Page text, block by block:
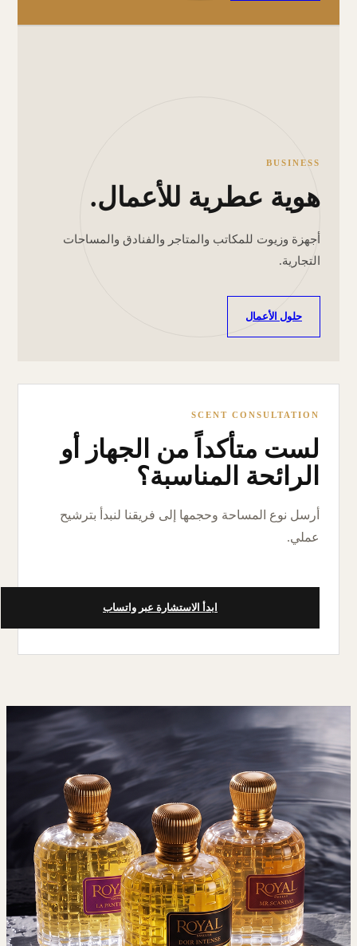
BUSINESS
هوية عطرية للأعمال.
أجهزة وزيوت للمكاتب والمتاجر والفنادق والمساحات
التجارية.
حلول الأعمال
SCENT CONSULTATION
لست متأكداً من الجهاز أو
الرائحة المناسبة؟
أرسل نوع المساحة وحجمها إلى فريقنا لنبدأ بترشيح
عملي.
ابدأ الاستشارة عبر واتساب